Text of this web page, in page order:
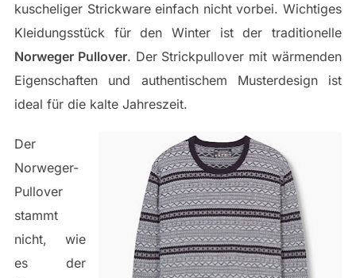
kuscheliger Strickware einfach nicht vorbei. Wichtiges
Kleidungsstück für den Winter ist der traditionelle
Norweger Pullover. Der Strickpullover mit wärmenden
Eigenschaften und authentischem Musterdesign ist
ideal für die kalte Jahreszeit.
Der
Norweger-
Pullover
stammt
nicht, wie
es der